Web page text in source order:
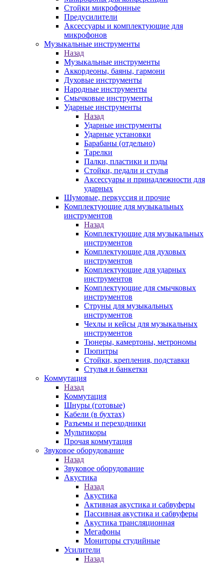
Стойки микрофонные
Предусилители
Аксессуары и комплектующие для
микрофонов
Музыкальные инструменты
Назад
Музыкальные инструменты
Аккордеоны, баяны, гармони
Духовые инструменты
Народные инструменты
Смычковые инструменты
Ударные инструменты
Назад
Ударные инструменты
Ударные установки
Барабаны (отдельно)
Тарелки
Палки, пластики и пэды
Стойки, педали и стулья
Аксессуары и принадлежности для
ударных
Шумовые, перкуссия и прочие
Комплектующие для музыкальных
инструментов
Назад
Комплектующие для музыкальных
инструментов
Комплектующие для духовых
инструментов
Комплектующие для ударных
инструментов
Комплектующие для смычковых
инструментов
Струны для музыкальных
инструментов
Чехлы и кейсы для музыкальных
инструментов
Тюнеры, камертоны, метрономы
Пюпитры
Стойки, крепления, подставки
Стулья и банкетки
Коммутация
Назад
Коммутация
Шнуры (готовые)
Кабели (в бухтах)
Разъемы и переходники
Мультикоры
Прочая коммутация
Звуковое оборудование
Назад
Звуковое оборудование
Акустика
Назад
Акустика
Активная акустика и сабвуферы
Пассивная акустика и сабвуферы
Акустика трансляционная
Мегафоны
Мониторы студийные
Усилители
Назад